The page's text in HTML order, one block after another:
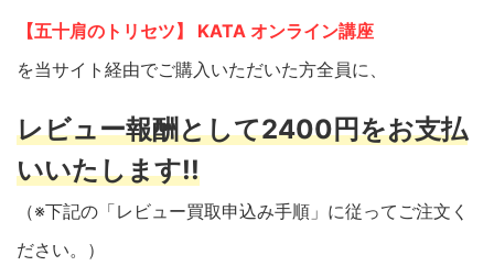
【五十肩のトリセツ】 KATA オンライン講座
を当サイト経由でご購入いただいた方全員に、
レビュー報酬として2400円をお支払
いいたします!!
（※下記の「レビュー買取申込み手順」に従ってご注文く
ださい。）